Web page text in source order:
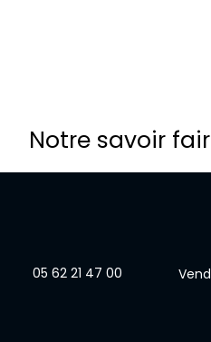
Notre savoir
05 62 21 47 00